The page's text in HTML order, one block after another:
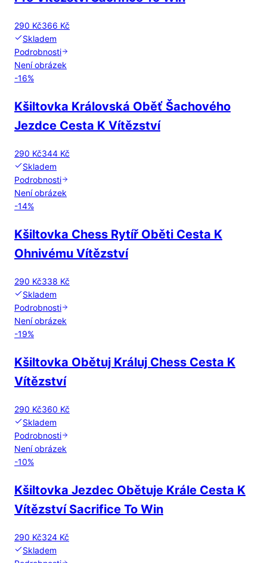
290 Kč366 Kč
Skladem
Podrobnosti
Není obrázek
-16%
Kšiltovka Královská Oběť Šachového
Jezdce Cesta K Vítězství
290 Kč344 Kč
Skladem
Podrobnosti
Není obrázek
-14%
Kšiltovka Chess Rytíř Oběti Cesta K
Ohnivému Vítězství
290 Kč338 Kč
Skladem
Podrobnosti
Není obrázek
-19%
Kšiltovka Obětuj Králuj Chess Cesta K
Vítězství
290 Kč360 Kč
Skladem
Podrobnosti
Není obrázek
-10%
Kšiltovka Jezdec Obětuje Krále Cesta K
Vítězství Sacrifice To Win
290 Kč324 Kč
Skladem